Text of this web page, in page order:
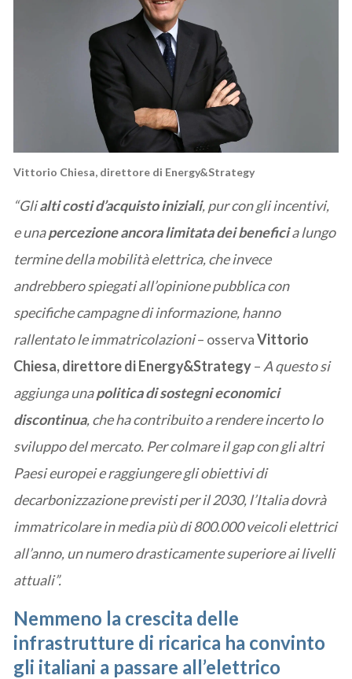
Vittorio Chiesa, direttore di Energy&Strategy
“Glialti costi d’acquisto iniziali, pur con gli incentivi,
e unapercezione ancora limitata dei beneficia lungo
termine della mobilità elettrica, che invece
andrebbero spiegati all’opinione pubblica con
specifiche campagne di informazione, hanno
rallentato le immatricolazioni– osservaVittorio
Chiesa, direttore di Energy&Strategy– A questo si
aggiunga unapolitica di sostegni economici
discontinua, che ha contribuito a rendere incerto lo
sviluppo del mercato. Per colmare il gap con gli altri
Paesi europei e raggiungere gli obiettivi di
decarbonizzazione previsti per il 2030, l’Italia dovrà
immatricolare in media più di 800.000 veicoli elettrici
all’anno, un numero drasticamente superiore ai livelli
attuali”.
Nemmeno la crescita delle
infrastrutture di ricarica ha convinto
gli italiani a passare all’elettrico